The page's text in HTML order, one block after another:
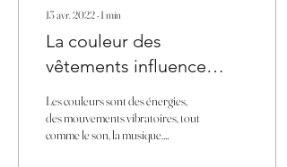
13 avr. 2022∙ 1 min
La couleur des
vêtements influence
notre énergie.
Les couleurs sont des énergies,
des mouvements vibratoires, tout
comme le son, la musique.